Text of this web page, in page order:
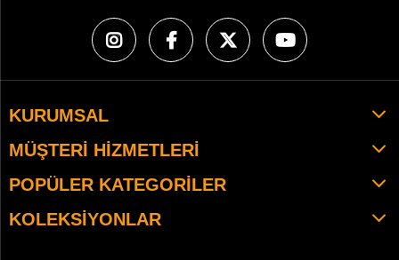
KURUMSAL
MÜŞTERI HIZMETLERI
POPÜLER KATEGORILER
KOLEKSIYONLAR